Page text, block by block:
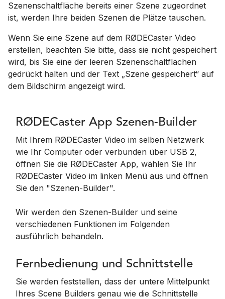
Szenenschaltfläche bereits einer Szene zugeordnet
ist, werden Ihre beiden Szenen die Plätze tauschen.
Wenn Sie eine Szene auf dem RØDECaster Video
erstellen, beachten Sie bitte, dass sie nicht gespeichert
wird, bis Sie eine der leeren Szenenschaltflächen
gedrückt halten und der Text „Szene gespeichert“ auf
dem Bildschirm angezeigt wird.
RØDECaster App Szenen-Builder
Mit Ihrem RØDECaster Video im selben Netzwerk
wie Ihr Computer oder verbunden über USB 2,
öffnen Sie die RØDECaster App, wählen Sie Ihr
RØDECaster Video im linken Menü aus und öffnen
Sie den "Szenen-Builder".
Wir werden den Szenen-Builder und seine
verschiedenen Funktionen im Folgenden
ausführlich behandeln.
Fernbedienung und Schnittstelle
Sie werden feststellen, dass der untere Mittelpunkt
Ihres Scene Builders genau wie die Schnittstelle